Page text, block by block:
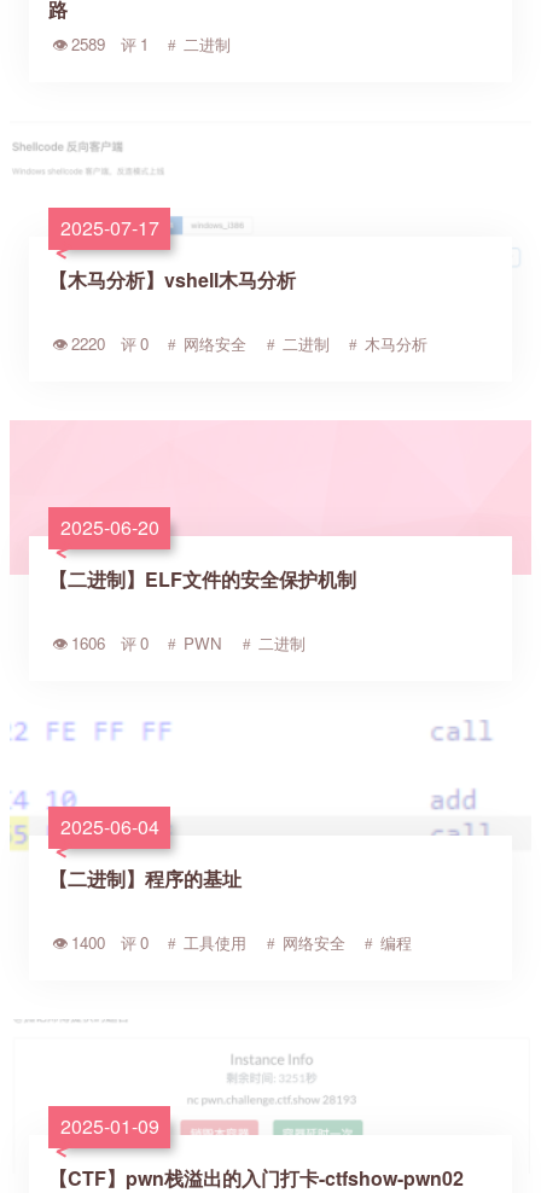
路
2589 1 二进制
2025-07-17
【木马分析】vshell木马分析
2220 0 网络安全 二进制 木马分析
2025-06-20
【二进制】ELF文件的安全保护机制
1606 0 PWN 二进制
2025-06-04
【二进制】程序的基址
1400 0 工具使用 网络安全 编程
2025-01-09
【CTF】pwn栈溢出的入门打卡-ctfshow-pwn02